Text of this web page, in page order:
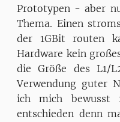
Prototypen - aber
Thema. Einen
der 1GBit routen
Hardware kein
die Größe des L1/
Verwendung guter
ich mich bewusst
entschieden denn